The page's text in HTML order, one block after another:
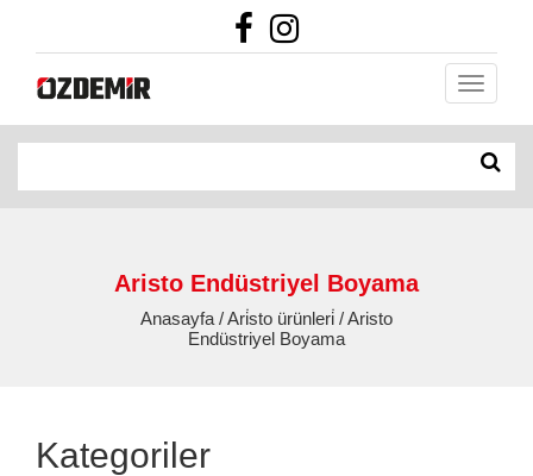
Aristo Endüstriyel Boyama
Anasayfa / Ari̇sto ürünleri̇ / Aristo
Endüstriyel Boyama
Kategoriler